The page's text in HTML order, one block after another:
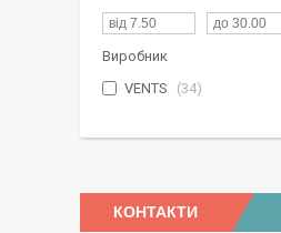
Виробник
VENTS
34
КОНТАКТИ